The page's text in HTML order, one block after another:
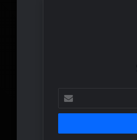
posta
adresinizi